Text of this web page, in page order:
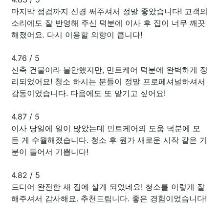
마지막 점검까지 신경 써주셔서 정말 좋았습니다! 고객의
소리에도 잘 반영해 주신 덕분에 이사 후 집이 너무 깨끗
해졌어요. 다시 이용할 의향이 큽니다!
4.76 / 5
신축 건물이라 불안했지만, 민트케어 덕분에 완벽하게 정
리되었어요! 청소 하시는 분들이 정말 프로페셔널하셔서
감동이었습니다. 다음에도 또 맡기고 싶어요!
4.87 / 5
이사 당일에 일이 많았는데 민트케어의 도움 덕분에 모
든 게 수월해졌습니다. 청소 후 뭔가 새로운 시작 같은 기
분이 들어서 기쁩니다!
4.82 / 5
드디어 완전한 새 집에 살게 되었네요! 청소를 이렇게 잘
해주셔서 감사해요. 추천드립니다. 좋은 경험이었습니다!